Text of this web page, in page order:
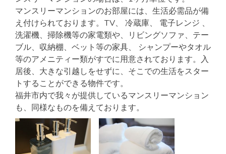
マンスリーマンションのお部屋には、生活必需品が備
え付けられております。TV、 冷蔵庫、 電子レンジ 、
洗濯機、掃除機等の家電類や、リビングソファ、テー
ブル、収納棚、ベット等の家具、 シャンプーやタオル
等のアメニティー類がすでに用意されております。入
居後、大きな引越しをせずに、そこでの生活をスター
トすることができる物件です。
福井市内で我々が提供しているマンスリーマンション
も、同様なものを備えております。